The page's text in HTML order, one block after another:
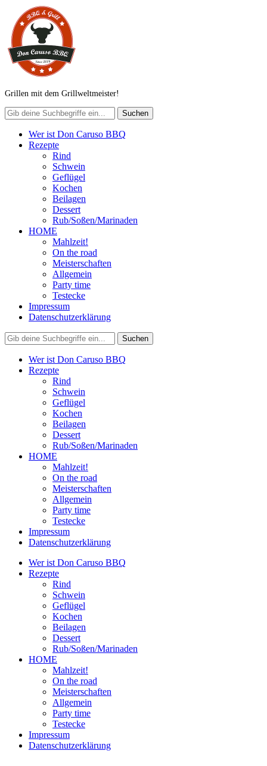
Grillen mit dem Grillweltmeister!
Wer ist Don Caruso BBQ
Rezepte
Rind
Schwein
Geflügel
Kochen
Beilagen
Dessert
Rub/Soßen/Marinaden
HOME
Mahlzeit!
On the road
Meisterschaften
Allgemein
Party time
Testecke
Impressum
Datenschutzerklärung
Wer ist Don Caruso BBQ
Rezepte
Rind
Schwein
Geflügel
Kochen
Beilagen
Dessert
Rub/Soßen/Marinaden
HOME
Mahlzeit!
On the road
Meisterschaften
Allgemein
Party time
Testecke
Impressum
Datenschutzerklärung
Wer ist Don Caruso BBQ
Rezepte
Rind
Schwein
Geflügel
Kochen
Beilagen
Dessert
Rub/Soßen/Marinaden
HOME
Mahlzeit!
On the road
Meisterschaften
Allgemein
Party time
Testecke
Impressum
Datenschutzerklärung